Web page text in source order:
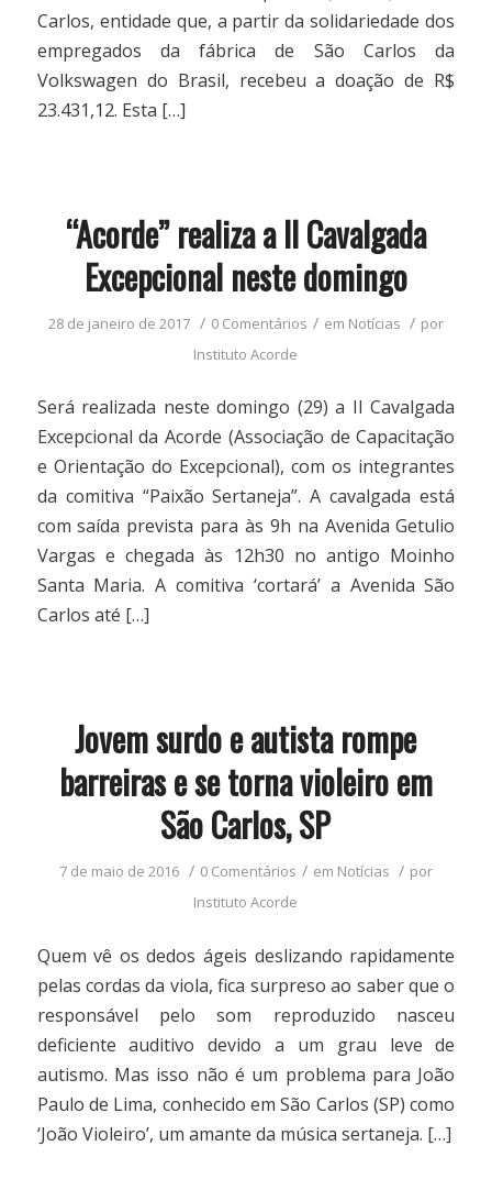
Carlos, entidade que, a partir da solidariedade dos
empregados da fábrica de São Carlos da
Volkswagen do Brasil, recebeu a doação de R$
23.431,12. Esta […]
“Acorde” realiza a II Cavalgada
Excepcional neste domingo
28 de janeiro de 2017 / 0 Comentários / em Notícias / por
Instituto Acorde
Será realizada neste domingo (29) a II Cavalgada
Excepcional da Acorde (Associação de Capacitação
e Orientação do Excepcional), com os integrantes
da comitiva “Paixão Sertaneja”. A cavalgada está
com saída prevista para às 9h na Avenida Getulio
Vargas e chegada às 12h30 no antigo Moinho
Santa Maria. A comitiva ‘cortará’ a Avenida São
Carlos até […]
Jovem surdo e autista rompe
barreiras e se torna violeiro em
São Carlos, SP
7 de maio de 2016 / 0 Comentários / em Notícias / por
Instituto Acorde
Quem vê os dedos ágeis deslizando rapidamente
pelas cordas da viola, fica surpreso ao saber que o
responsável pelo som reproduzido nasceu
deficiente auditivo devido a um grau leve de
autismo. Mas isso não é um problema para João
Paulo de Lima, conhecido em São Carlos (SP) como
‘João Violeiro’, um amante da música sertaneja. […]